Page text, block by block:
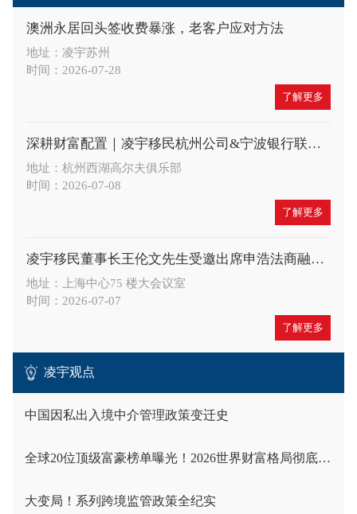
澳洲永居回头签收费暴涨，老客户应对方法
地址：凌宇苏州
时间：2026-07-28
了解更多
深耕财富配置｜凌宇移民杭州公司&宁波银行联合举办高端财富沙龙，共探A股大势与全球身份布局新机遇
地址：杭州西湖高尔夫俱乐部
时间：2026-07-08
了解更多
凌宇移民董事长王伦文先生受邀出席申浩法商融合论坛，深度解读 CRS 与税务合规新趋势
地址：上海中心75 楼大会议室
时间：2026-07-07
了解更多
凌宇观点
中国因私出入境中介管理政策变迁史
全球20位顶级富豪榜单曝光！2026世界财富格局彻底洗牌
大变局！系列跨境监管政策全纪实